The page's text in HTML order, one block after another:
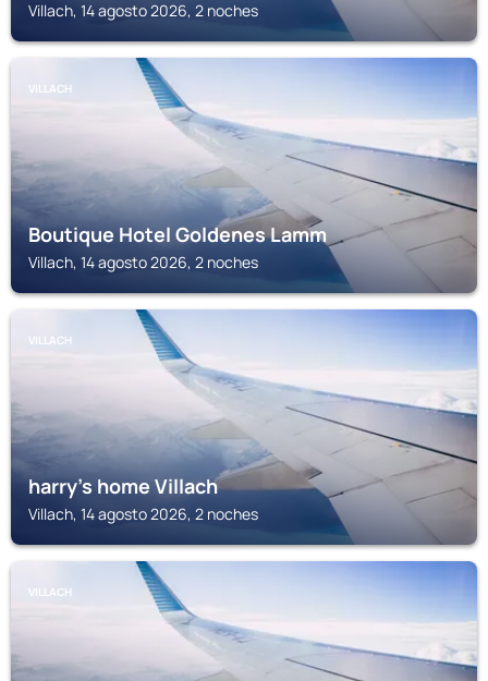
Villach, 14 agosto 2026, 2 noches
VILLACH
Boutique Hotel Goldenes Lamm
Villach, 14 agosto 2026, 2 noches
VILLACH
harry’s home Villach
Villach, 14 agosto 2026, 2 noches
VILLACH